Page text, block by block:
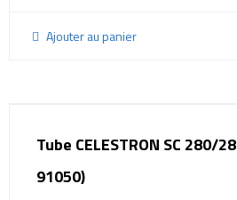
Ajouter au panier
Tube CELESTRON SC 280/
91050)